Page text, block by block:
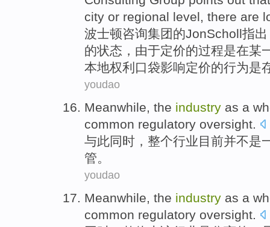
city or regional level, there are
波士顿咨询集团的JonScholl指出
的状态， 由于定价的过程是在某
本地权利口袋影响定价的行为是
youdao
Meanwhile, the industry as a
common regulatory oversight.
与此同时 ， 整个行业目前并不是
管。
youdao
Meanwhile, the industry as a
common regulatory oversight.